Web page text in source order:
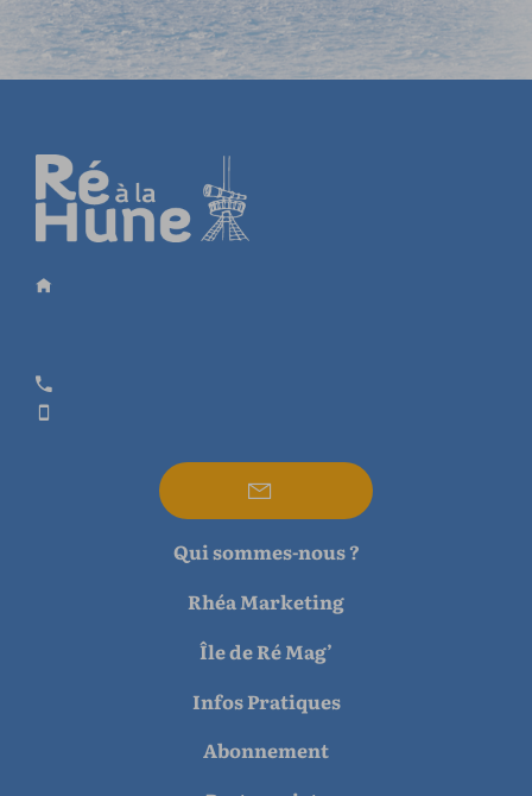
Qui sommes-nous ?
Rhéa Marketing
Île de Ré Mag’
Infos Pratiques
Abonnement